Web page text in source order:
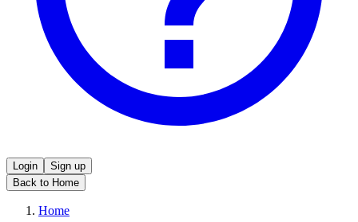
Login
Sign up
Back to Home
Home